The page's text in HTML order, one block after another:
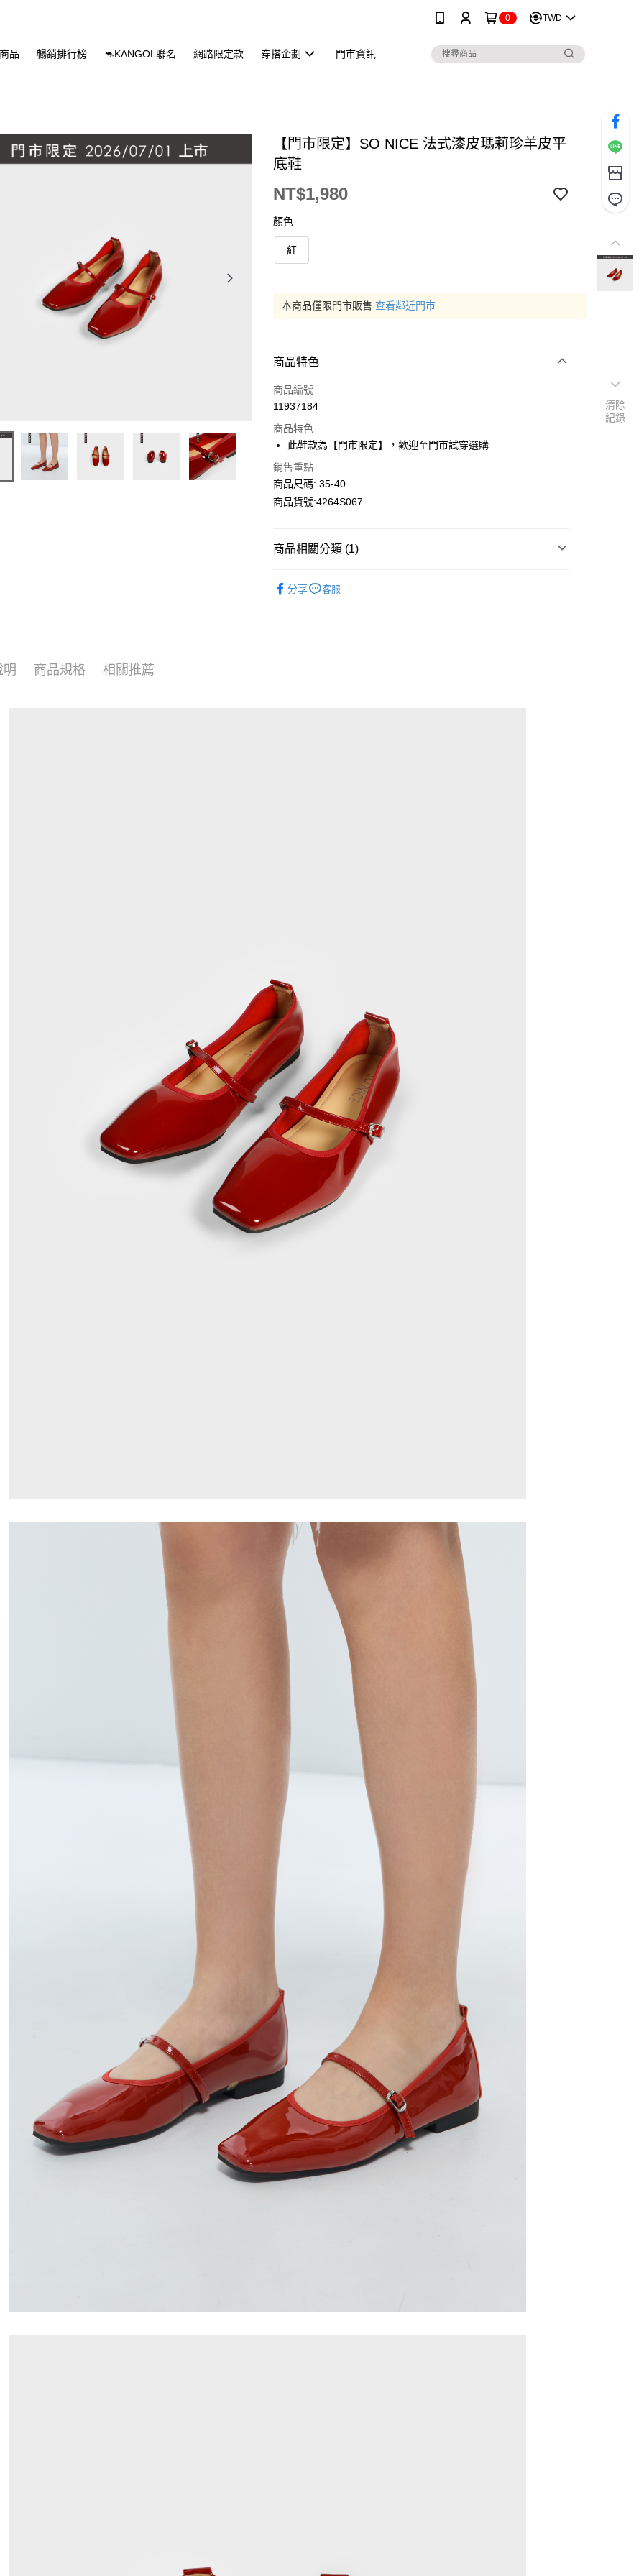
0 TWD
品 暢銷排行榜 🦘KANGOL聯名 網路限定款 穿搭企劃 門市資訊
【門市限定】SO NICE 法式漆皮瑪莉珍羊皮平
底鞋
NT$1,980
顏色
紅
本商品僅限門市販售 查看鄰近門市
商品特色
商品編號
11937184
商品特色
此鞋款為【門市限定】，歡迎至門市試穿選購
銷售重點
商品尺碼: 35-40
商品貨號:4264S067
商品相關分類 (1)
分享
客服
明 商品規格 相關推薦
清除
紀錄